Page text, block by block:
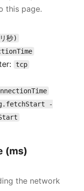
this page.
秒)
tcp
-
(ms)
the network